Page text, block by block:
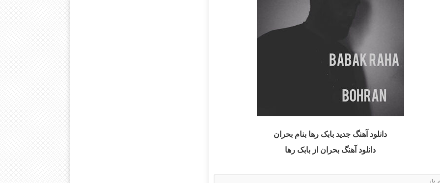
دانلود آهنگ جدید بابک رها بنام بحران
دانلود آهنگ بحران از بابک رها
بار